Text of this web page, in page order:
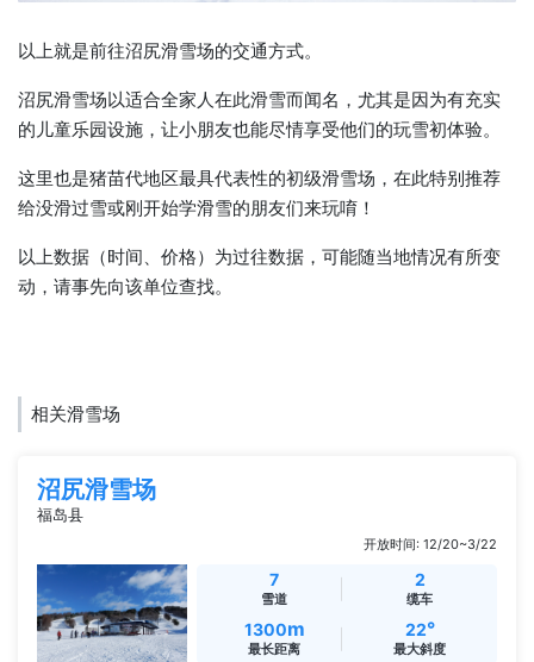
以上就是前往沼尻滑雪场的交通方式。
沼尻滑雪场以适合全家人在此滑雪而闻名，尤其是因为有充实
的儿童乐园设施，让小朋友也能尽情享受他们的玩雪初体验。
这里也是猪苗代地区最具代表性的初级滑雪场，在此特别推荐
给没滑过雪或刚开始学滑雪的朋友们来玩唷！
以上数据（时间、价格）为过往数据，可能随当地情况有所变
动，请事先向该单位查找。
相关滑雪场
沼尻滑雪场
福岛县
开放时间: 12/20~3/22
7
雪道
2
缆车
1300m
最长距离
22°
最大斜度